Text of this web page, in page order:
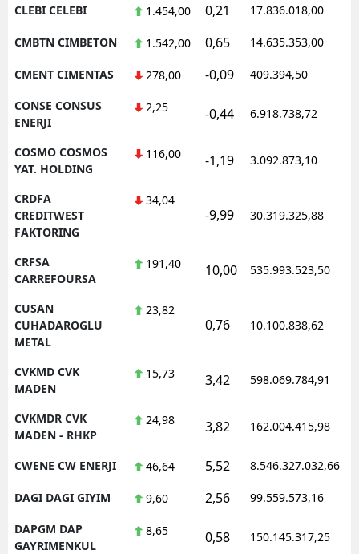
CLEBI CELEBI 1.454,00 0,21 17.836.018,00
CMBTN CIMBETON 1.542,00 0,65 14.635.353,00
CMENT CIMENTAS 278,00 -0,09 409.394,50
CONSE CONSUS
ENERJI
2,25 -0,44 6.918.738,72
COSMO COSMOS
YAT. HOLDING
116,00 -1,19 3.092.873,10
CRDFA
CREDITWEST
FAKTORING
34,04
-9,99 30.319.325,88
CRFSA
CARREFOURSA
191,40 10,00 535.993.523,50
CUSAN
CUHADAROGLU
METAL
23,82
0,76 10.100.838,62
CVKMD CVK
MADEN
15,73 3,42 598.069.784,91
CVKMDR CVK
MADEN - RHKP
24,98 3,82 162.004.415,98
CWENE CW ENERJI 46,64 5,52 8.546.327.032,66
DAGI DAGI GIYIM 9,60 2,56 99.559.573,16
DAPGM DAP
GAYRIMENKUL
8,65 0,58 150.145.317,25